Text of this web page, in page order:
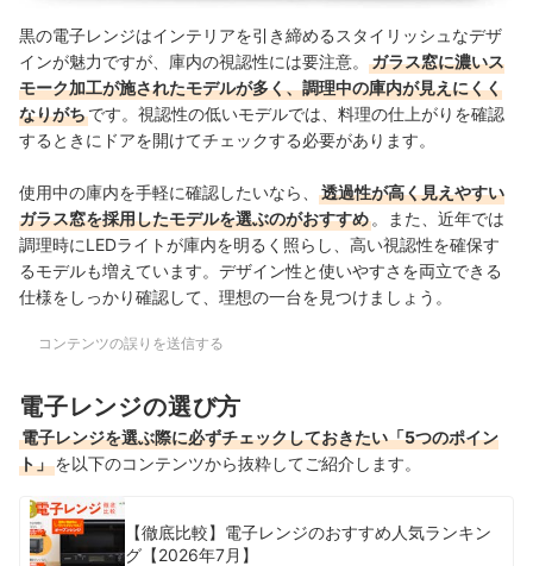
黒の電子レンジはインテリアを引き締めるスタイリッシュなデザ
インが魅力ですが、庫内の視認性には要注意。
ガラス窓に濃いス
モーク加工が施されたモデルが多く、調理中の庫内が見えにくく
なりがちです。視認性の低いモデルでは、料理の仕上がりを確認
するときにドアを開けてチェックする必要があります。
使用中の庫内を手軽に確認したいなら、
透過性が高く見えやすい
ガラス窓を採用したモデルを選ぶのがおすすめ 。また、近年では
調理時にLEDライトが庫内を明るく照らし、高い視認性を確保す
るモデルも増えています。デザイン性と使いやすさを両立できる
仕様をしっかり確認して、理想の一台を見つけましょう。
コンテンツの誤りを送信する
電子レンジの選び方
電子レンジを選ぶ際に必ずチェックしておきたい「5つのポイン
ト」を以下のコンテンツから抜粋してご紹介します。
【徹底比較】電子レンジのおすすめ人気ランキン
グ【2026年7月】